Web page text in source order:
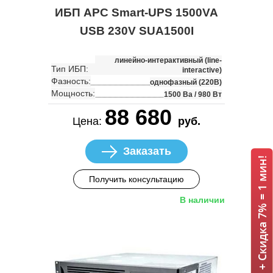
ИБП APC Smart-UPS 1500VA
USB 230V SUA1500I
Тип ИБП:
линейно-интерактивный (line-
interactive)
Фазность: однофазный (220В)
Мощность: 1500 Ва / 980 Вт
Цена: 88 680 руб.
Заказать
Получить консультацию
В наличии ИБП APC + Скидка 7% = 1 мин!